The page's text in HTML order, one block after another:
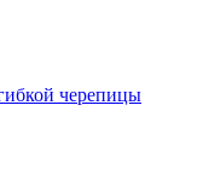
черепицы